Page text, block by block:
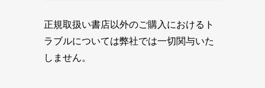
正規取扱い書店以外のご購入におけるト
ラブルについては弊社では一切関与いた
しません。